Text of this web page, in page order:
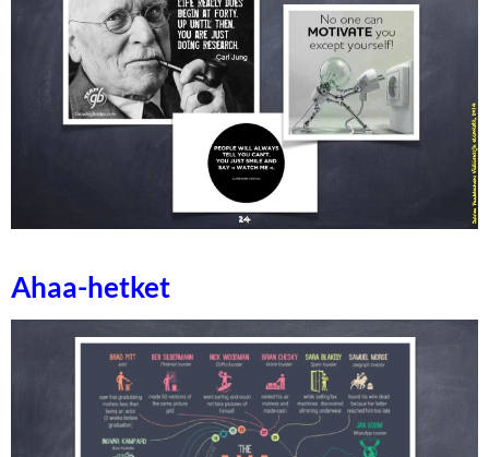
Ahaa-hetket